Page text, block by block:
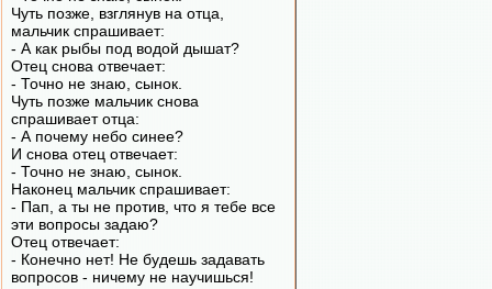
Чуть позже, взглянув на отца,
мальчик спрашивает:
- А как рыбы под водой дышат?
Отец снова отвечает:
- Точно не знаю, сынок.
Чуть позже мальчик снова
спрашивает отца:
- А почему небо синее?
И снова отец отвечает:
- Точно не знаю, сынок.
Наконец мальчик спрашивает:
- Пап, а ты не против, что я тебе все
эти вопросы задаю?
Отец отвечает:
- Конечно нет! Не будешь задавать
вопросов - ничему не научишься!